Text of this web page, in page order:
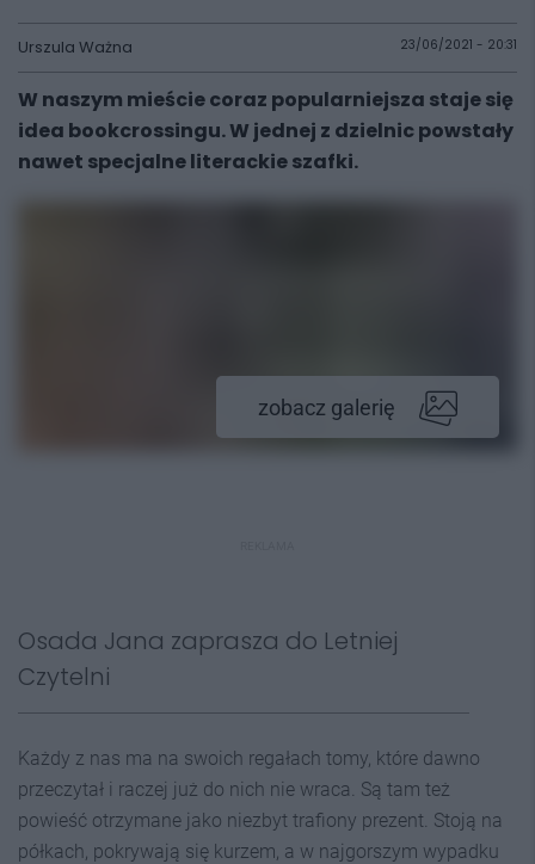
Urszula Ważna 23/06/2021 - 20:31
W naszym mieście coraz popularniejsza staje się
idea bookcrossingu. W jednej z dzielnic powstały
nawet specjalne literackie szafki.
zobacz galerię
Osada Jana zaprasza do Letniej
Czytelni
Każdy z nas ma na swoich regałach tomy, które dawno
przeczytał i raczej już do nich nie wraca. Są tam też
powieść otrzymane jako niezbyt trafiony prezent. Stoją na
półkach, pokrywają się kurzem, a w najgorszym wypadku